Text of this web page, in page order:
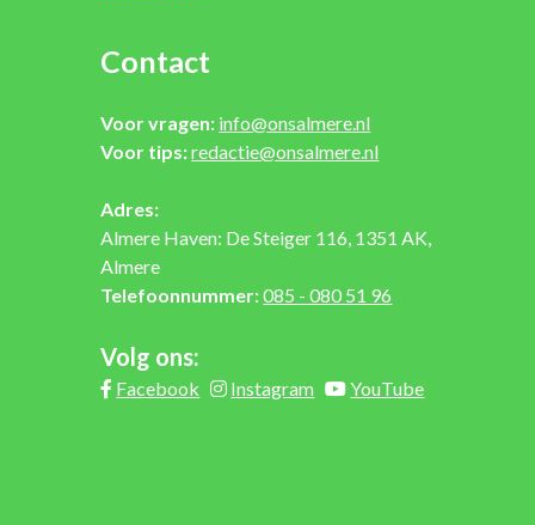
Contact
Voor vragen: info@onsalmere.nl
Voor tips:redactie@onsalmere.nl
Adres:
Almere Haven: De Steiger 116, 1351 AK,
Almere
Telefoonnummer:085 - 080 51 96
Volg ons:
Facebook Instagram YouTube